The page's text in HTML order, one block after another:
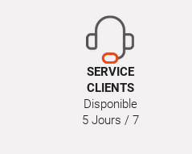
SERVICE
CLIENTS
Disponible
5 Jours / 7